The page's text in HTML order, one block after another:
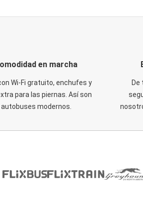
en marcha
Wi-Fi gratuito, enchufes y
para las piernas. Así son
autobuses modernos.
De